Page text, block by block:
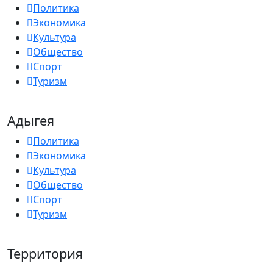
Политика
Экономика
Культура
Общество
Спорт
Туризм
Адыгея
Политика
Экономика
Культура
Общество
Спорт
Туризм
Территория